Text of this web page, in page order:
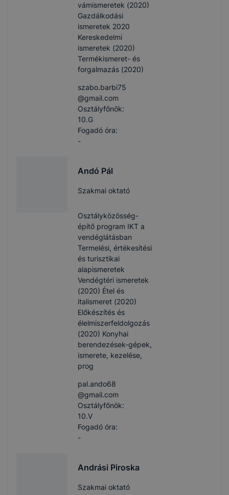
vámismeretek (2020)
Gazdálkodási
ismeretek 2020
Kereskedelmi
ismeretek (2020)
Termékismeret- és
forgalmazás (2020)
szabo.barbi75​
@gmail.com
Osztályfőnök:
10.G
Fogadó óra:
-
Andó Pál
Szakmai oktató
Osztályközösség-
építő program IKT a
vendéglátásban
Termelési, értékesítési
és turisztikai
alapismeretek
Vendégtéri ismeretek
(2020) Étel és
italismeret (2020)
Előkészítés és
élelmiszerfeldolgozás
(2020) Konyhai
berendezések-gépek,
ismerete, kezelése,
prog
pal.ando68​
@gmail.com
Osztályfőnök:
10.V
Fogadó óra:
-
Andrási Piroska
Szakmai oktató